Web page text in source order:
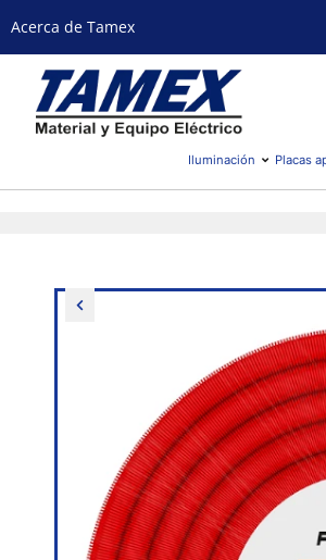
Acerca de Tamex
Iluminación Placas